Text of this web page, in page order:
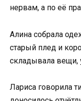
нервам, а по её
Алина собрала
старый плед и
складывала вещи,
Лариса говорила